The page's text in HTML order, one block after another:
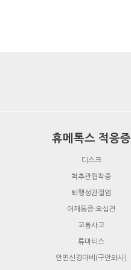
휴메톡스 적응증
디스크
척추관협착증
퇴행성관절염
어깨통증·오십견
교통사고
류마티스
안면신경마비(구안와사)